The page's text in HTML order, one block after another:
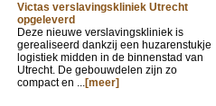
Victas verslavingskliniek Utrecht
opgeleverd
Deze nieuwe verslavingskliniek is
gerealiseerd dankzij een huzarenstukje
logistiek midden in de binnenstad van
Utrecht. De gebouwdelen zijn zo
compact en ...[meer]